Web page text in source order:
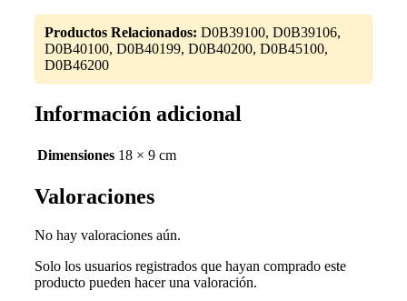
Productos Relacionados: D0B39100, D0B39106,
D0B40100, D0B40199, D0B40200, D0B45100,
D0B46200
Información adicional
Dimensiones 18 × 9 cm
Valoraciones
No hay valoraciones aún.
Solo los usuarios registrados que hayan comprado este
producto pueden hacer una valoración.